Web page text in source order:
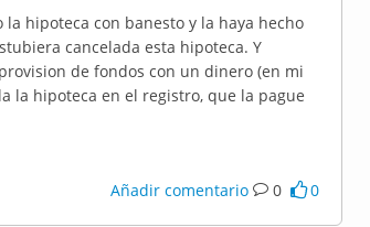
hipoteca con banesto y la haya hecho
cancelada esta hipoteca. Y
de fondos con un dinero (en mi
la hipoteca en el registro, que la pague
Añadir comentario 0 0